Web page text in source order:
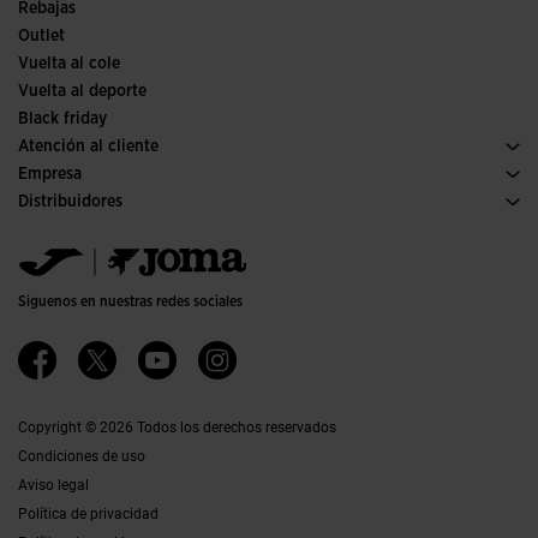
Rebajas
Outlet
Vuelta al cole
Vuelta al deporte
Black friday
Atención al cliente
Condiciones de compra
Transporte y entrega
Preguntas frecuentes
Empresa
Historia
Política de calidad y medio ambiente
Trabaja con nosotros
Proyectos subvencionados
Canal ético
Distribuidores
Jomanet
Área marketing
Contacto
Siguenos en nuestras redes sociales
Copyright © 2026 Todos los derechos reservados
Condiciones de uso
Aviso legal
Política de privacidad